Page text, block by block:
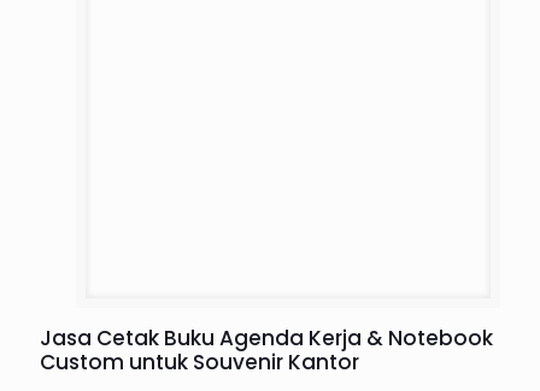
Jasa Cetak Buku Agenda Kerja & Notebook
Custom untuk Souvenir Kantor